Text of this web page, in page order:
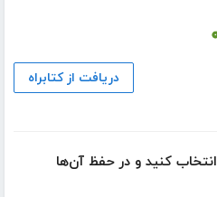
دریافت از کتابراه
انتخاب کنید و در حفظ آن‌ها